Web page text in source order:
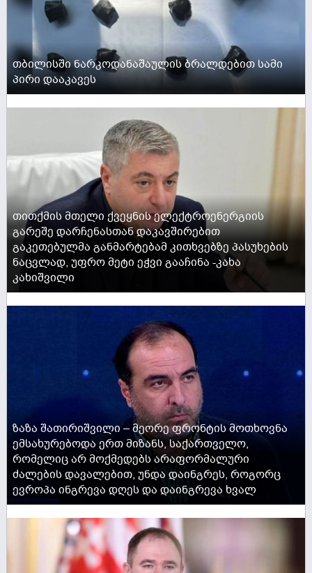
თბილისში ნარკოდანაშაულის ბრალდებით სამი
პირი დააკავეს
თითქმის მთელი ქვეყნის ელექტროენერგიის
გარეშე დარჩენასთან დაკავშირებით
გაკეთებულმა განმარტებამ კითხვებზე პასუხების
ნაცვლად, უფრო მეტი ეჭვი გააჩინა -კახა
კახიშვილი
ზაზა შათირიშვილი – მეორე ფრონტის მოთხოვნა
ემსახურებოდა ერთ მიზანს, საქართველო,
რომელიც არ მოქმედებს არაფორმალური
ძალების დავალებით, უნდა დაინგრეს, როგორც
ევროპა ინგრევა დღეს და დაინგრევა ხვალ